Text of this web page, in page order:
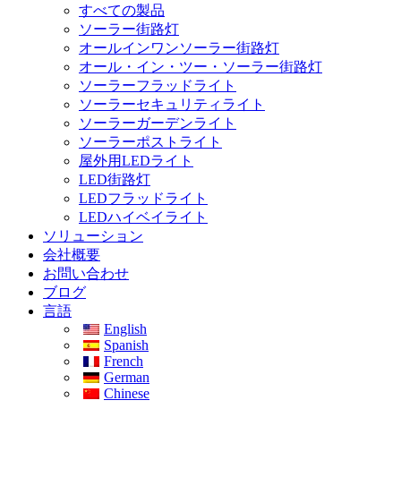
すべての製品
ソーラー街路灯
オールインワンソーラー街路灯
オール・イン・ツー・ソーラー街路灯
ソーラーフラッドライト
ソーラーセキュリティライト
ソーラーガーデンライト
ソーラーポストライト
屋外用LEDライト
LED街路灯
LEDフラッドライト
LEDハイベイライト
ソリューション
会社概要
お問い合わせ
ブログ
言語
English
Spanish
French
German
Chinese